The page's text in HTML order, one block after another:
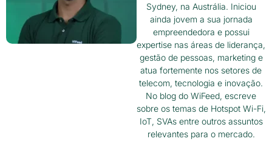
Sydney, na Austrália. Iniciou
ainda jovem a sua jornada
empreendedora e possui
expertise nas áreas de liderança,
gestão de pessoas, marketing e
atua fortemente nos setores de
telecom, tecnologia e inovação.
No blog do WiFeed, escreve
sobre os temas de Hotspot Wi-Fi,
IoT, SVAs entre outros assuntos
relevantes para o mercado.